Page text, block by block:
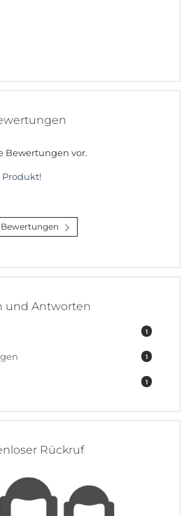
Bewertungen vor.
Produkt!
Bewertungen
und Antworten
1
1
1
Rückruf